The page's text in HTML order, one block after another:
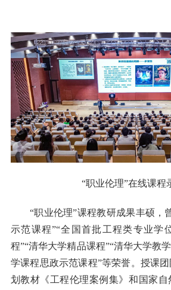
“职业伦理”在线课程
“职业伦理”课程教研成果丰硕，
示范课程”“全国首批工程类专业学
程”“清华大学精品课程”“清华大学教
学课程思政示范课程”等荣誉。授课
划教材《工程伦理案例集》和国家自